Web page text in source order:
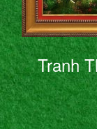
Tranh